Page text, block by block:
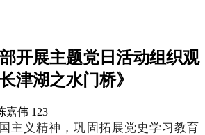
开展主题党日活动组织观
津湖之水门桥》
嘉伟 123
主义精神，巩固拓展党史学习教育